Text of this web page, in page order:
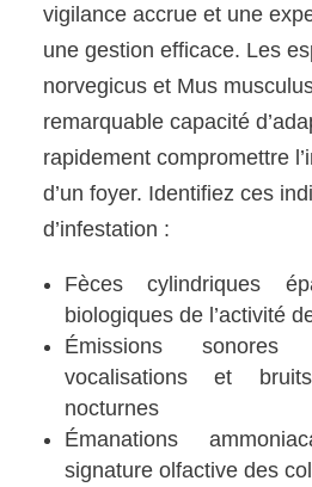
vigilance accrue et une
une gestion efficace. Les
norvegicus et Mus
remarquable capacité
rapidement compromettre
d’un foyer. Identifiez ces
d’infestation :
Fèces cylindriques
biologiques de l’activité
Émissions sonores
vocalisations et
nocturnes
Émanations
signature olfactive des